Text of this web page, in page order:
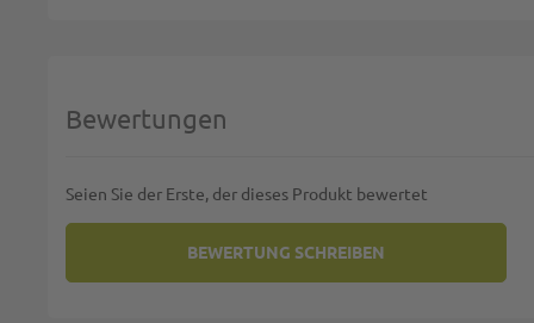
Bewertungen
Seien Sie der Erste, der dieses Produkt bewertet
BEWERTUNG SCHREIBEN